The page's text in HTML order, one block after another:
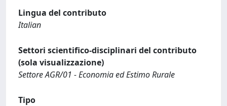
Lingua del contributo
Italian
Settori scientifico-disciplinari del contributo
(sola visualizzazione)
Settore AGR/01 - Economia ed Estimo Rurale
Tipo